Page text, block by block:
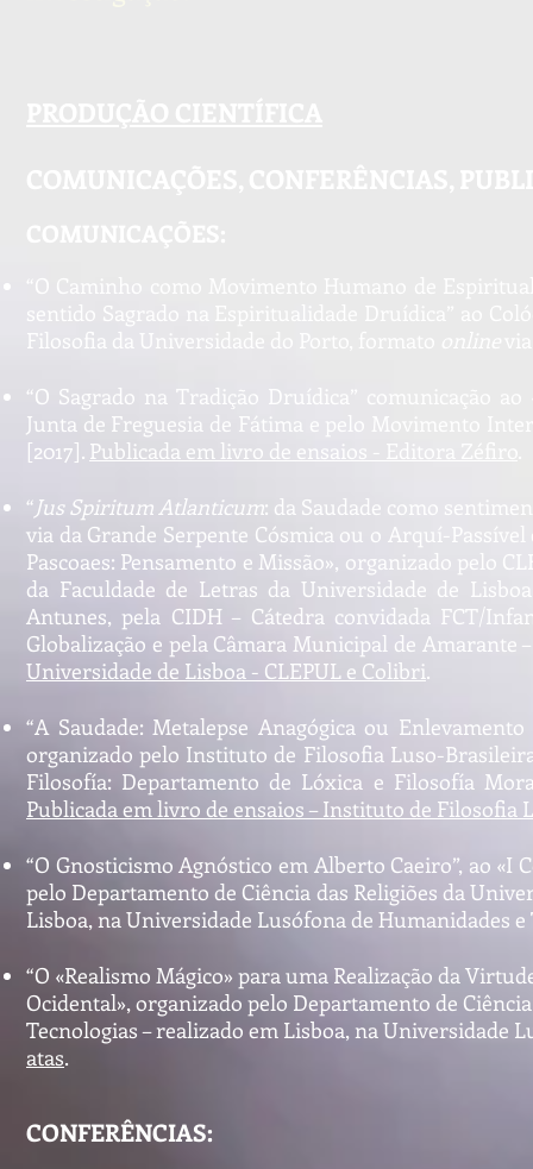
“O Caminho como Movimento Humano de
sentido Sagrado na Espiritualidade Druídica” ao
Filosofia da Universidade do Porto, formato
“O Sagrado na Tradição Druídica” comunicação
Junta de Freguesia de Fátima e pelo Movimento
[2017]. Publicada em livro de ensaios - Editora Zéfiro
“Jus Spiritum Atlanticum: da Saudade como
via da Grande Serpente Cósmica ou o Arquí-
Pascoaes: Pensamento e Missão», organizado pelo
da Faculdade de Letras da Universidade de
Antunes, pela CIDH – Cátedra convidada FCT/
Globalização e pela Câmara Municipal de Amarante
Universidade de Lisboa - CLEPUL e Colibri.
“A Saudade: Metalepse Anagógica ou
organizado pelo Instituto de Filosofia Luso-
Filosofía: Departamento de Lóxica e Filosofía
Publicada em livro de ensaios – Instituto de Filosofia
“O Gnosticismo Agnóstico em Alberto Caeiro”, ao
pelo Departamento de Ciência das Religiões da
Lisboa, na Universidade Lusófona de Humanidades e
“O «Realismo Mágico» para uma Realização da
Ocidental», organizado pelo Departamento de
Tecnologias – realizado em Lisboa, na Universidade
atas.
CONFERÊNCIAS: